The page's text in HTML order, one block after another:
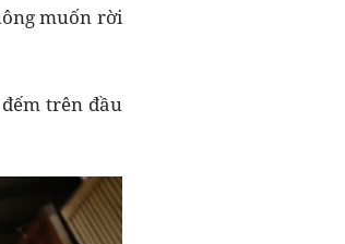
muốn rời
trên đầu